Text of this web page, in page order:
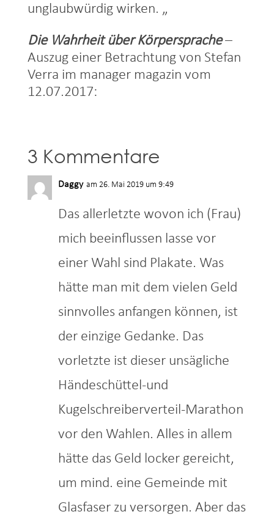
unglaubwürdig wirken. „
Die Wahrheit über Körpersprache–
Auszug einer Betrachtung von Stefan
Verra im manager magazin vom
12.07.2017:
3 Kommentare
Daggy am 26. Mai 2019 um 9:49
Das allerletzte wovon ich (Frau)
mich beeinflussen lasse vor
einer Wahl sind Plakate. Was
hätte man mit dem vielen Geld
sinnvolles anfangen können, ist
der einzige Gedanke. Das
vorletzte ist dieser unsägliche
Händeschüttel-und
Kugelschreiberverteil-Marathon
vor den Wahlen. Alles in allem
hätte das Geld locker gereicht,
um mind. eine Gemeinde mit
Glasfaser zu versorgen. Aber das